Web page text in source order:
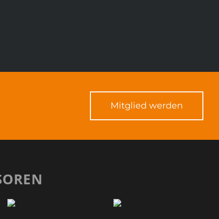
Mitglied werden